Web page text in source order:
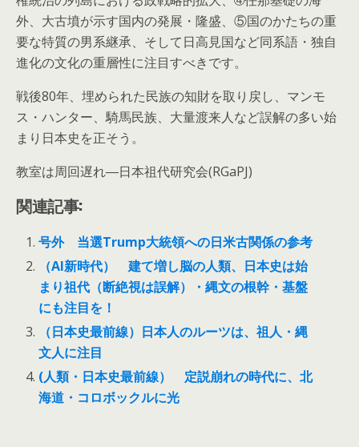
外、大古墳が示す国内の発展・隆盛、⑤国のかたちの重
要な特質の男系継承、そして日高見国など同系語・独自
進化の文化の重層性に注目すべきです。
戦後80年、埋められた民族の知財を取り戻し、マンモ
ス・ハンター、騎馬民族、大量渡来人など誤解の多い始
まり日本史を正そう。
教室は周回遅れ―日本祖代研究会(RGaPJ)
関連記事:
号外 当選Trump大統領への日米古関係の参考
（AI新時代） 建て増し脳の人類、日本史は始
まり祖代（断絶視は誤解）・縄文の根幹・基盤
にも注目を！
（日本史最前線）日本人のルーツは、祖人・縄
文人に注目
(人類・日本史最前線） 定説崩れの時代に、北
海道・コロボックルに光